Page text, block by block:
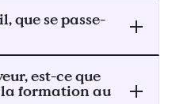
que se passe-
est-ce que
la formation au